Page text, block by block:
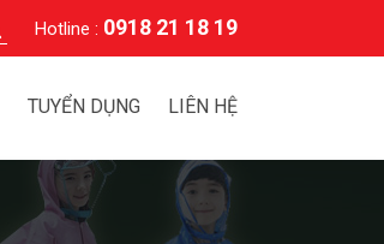
Hotline : 0918 21 18 19
TUYỂN DỤNG LIÊN HỆ